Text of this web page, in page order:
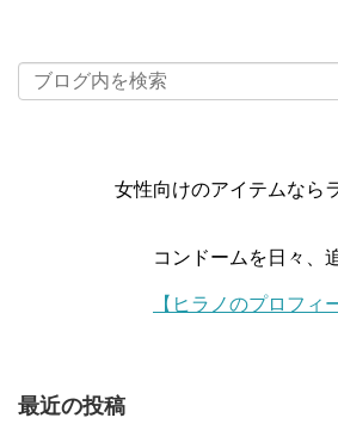
女性向けのアイテムなら
コンドームを日々、
【ヒラノのプロフィ
最近の投稿